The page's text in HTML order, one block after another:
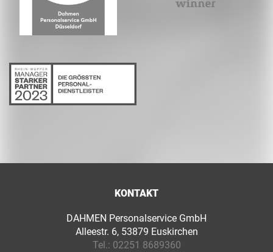
KONTAKT
DAHMEN Personalservice GmbH
Alleestr. 6, 53879 Euskirchen
Tel.: 02251 8689360